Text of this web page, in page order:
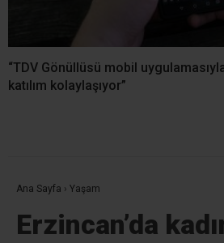
“TDV Gönüllüsü mobil
katılım kolaylaşıyor”
Ana Sayfa › Yaşam
Erzincan’da